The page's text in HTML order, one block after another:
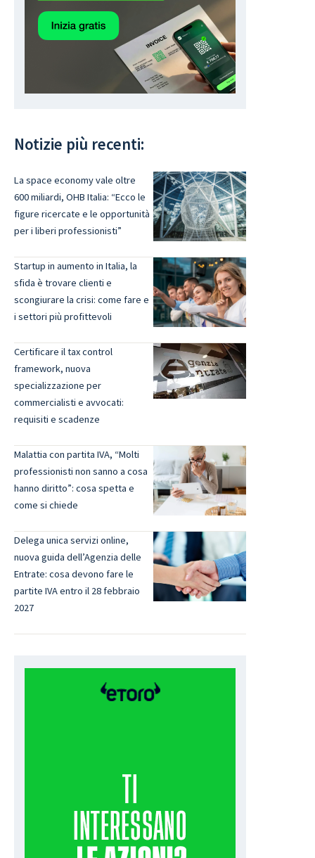
Notizie più recenti:
La space economy vale oltre
600 miliardi, OHB Italia: “Ecco le
figure ricercate e le opportunità
per i liberi professionisti”
Startup in aumento in Italia, la
sfida è trovare clienti e
scongiurare la crisi: come fare e
i settori più profittevoli
Certificare il tax control
framework, nuova
specializzazione per
commercialisti e avvocati:
requisiti e scadenze
Malattia con partita IVA, “Molti
professionisti non sanno a cosa
hanno diritto”: cosa spetta e
come si chiede
Delega unica servizi online,
nuova guida dell’Agenzia delle
Entrate: cosa devono fare le
partite IVA entro il 28 febbraio
2027